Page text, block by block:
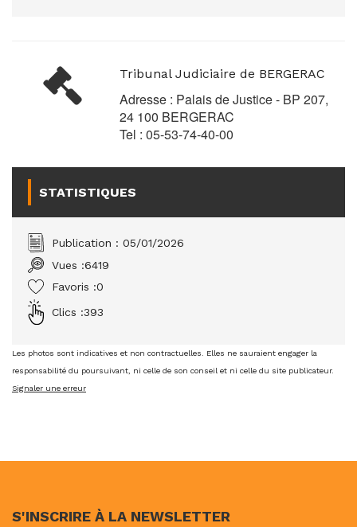
Tribunal Judiciaire de BERGERAC
Adresse : Palais de Justice - BP 207,
24 100 BERGERAC
Tel : 05-53-74-40-00
STATISTIQUES
Publication : 05/01/2026
Vues :6419
Favoris :0
Clics :393
Les photos sont indicatives et non contractuelles. Elles ne sauraient engager la
responsabilité du poursuivant, ni celle de son conseil et ni celle du site publicateur.
Signaler une erreur
S'INSCRIRE À LA NEWSLETTER